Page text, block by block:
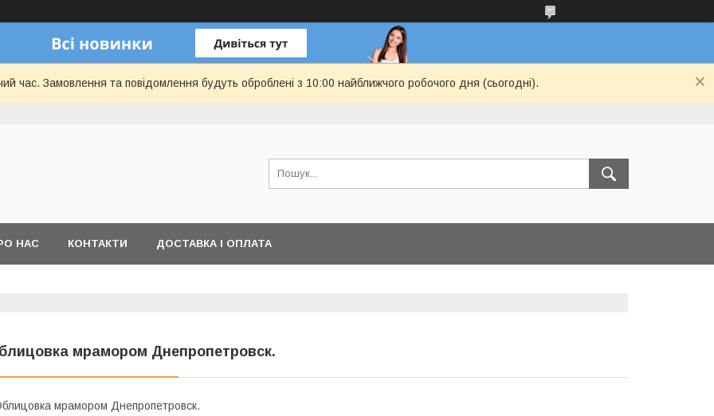
час. Замовлення та повідомлення будуть оброблені з 10:00 найближчого робочого дня (сьогодні).
НАС КОНТАКТИ ДОСТАВКА І ОПЛАТА
мрамором Днепропетровск.
мрамором Днепропетровск.